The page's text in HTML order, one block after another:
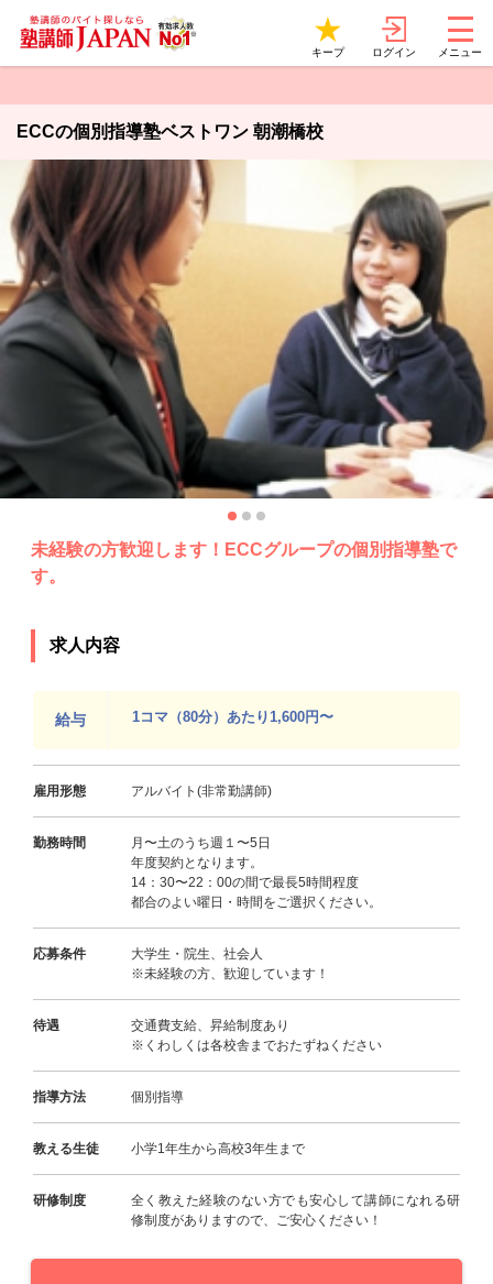
キープ ログイン メニュー
ECCの個別指導塾ベストワン 朝潮橋校
未経験の方歓迎します！ECCグループの個別指導塾で
す。
求人内容
給与 1コマ（80分）あたり1,600円〜
雇用形態 アルバイト(非常勤講師)
勤務時間
月〜土のうち週１〜5日
年度契約となります。
14：30〜22：00の間で最長5時間程度
都合のよい曜日・時間をご選択ください。
応募条件
大学生・院生、社会人
※未経験の方、歓迎しています！
待遇
交通費支給、昇給制度あり
※くわしくは各校舎までおたずねください
指導方法 個別指導
教える生徒 小学1年生から高校3年生まで
研修制度
全く教えた経験のない方でも安心して講師になれる研
修制度がありますので、ご安心ください！